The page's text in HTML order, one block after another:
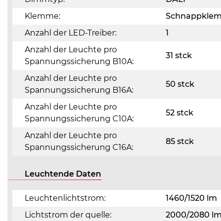
Klemme:
Anzahl der LED-Treiber:
1
Anzahl der Leuchte pro
Spannungssicherung B10A:
31 stck
Anzahl der Leuchte pro
Spannungssicherung B16A:
50 stck
Anzahl der Leuchte pro
Spannungssicherung C10A:
52 stck
Anzahl der Leuchte pro
Spannungssicherung C16A:
85 stck
Leuchtende Daten
Leuchtenlichtstrom:
1460/1520 lm
Lichtstrom der quelle:
2000/2080 lm